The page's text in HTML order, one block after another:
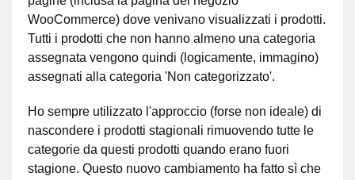
WooCommerce) dove venivano visualizzati i prodotti.
Tutti i prodotti che non hanno almeno una categoria
assegnata vengono quindi (logicamente, immagino)
assegnati alla categoria 'Non categorizzato'.
Ho sempre utilizzato l'approccio (forse non ideale) di
nascondere i prodotti stagionali rimuovendo tutte le
categorie da questi prodotti quando erano fuori
stagione. Questo nuovo cambiamento ha fatto sì che